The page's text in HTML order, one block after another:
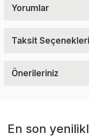
Yorumlar
Taksit Seçenekleri
Önerileriniz
En son